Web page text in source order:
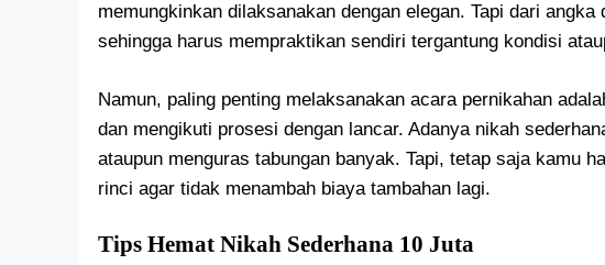
memungkinkan dilaksanakan dengan elegan. Tapi dari
sehingga harus mempraktikan sendiri tergantung kondisi
Namun, paling penting melaksanakan acara pernikahan
dan mengikuti prosesi dengan lancar. Adanya nikah
ataupun menguras tabungan banyak. Tapi, tetap saja kamu
rinci agar tidak menambah biaya tambahan lagi.
Tips Hemat Nikah Sederhana 10 Juta